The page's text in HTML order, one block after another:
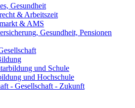
Gesundheit
& Arbeitszeit
& AMS
Gesundheit, Pensionen
und Schule
und Hochschule
- Gesellschaft - Zukunft